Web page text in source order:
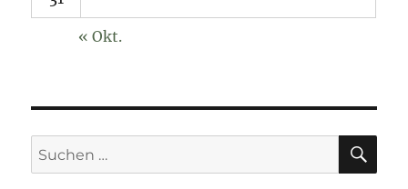
« Okt.
Suchen
nach: